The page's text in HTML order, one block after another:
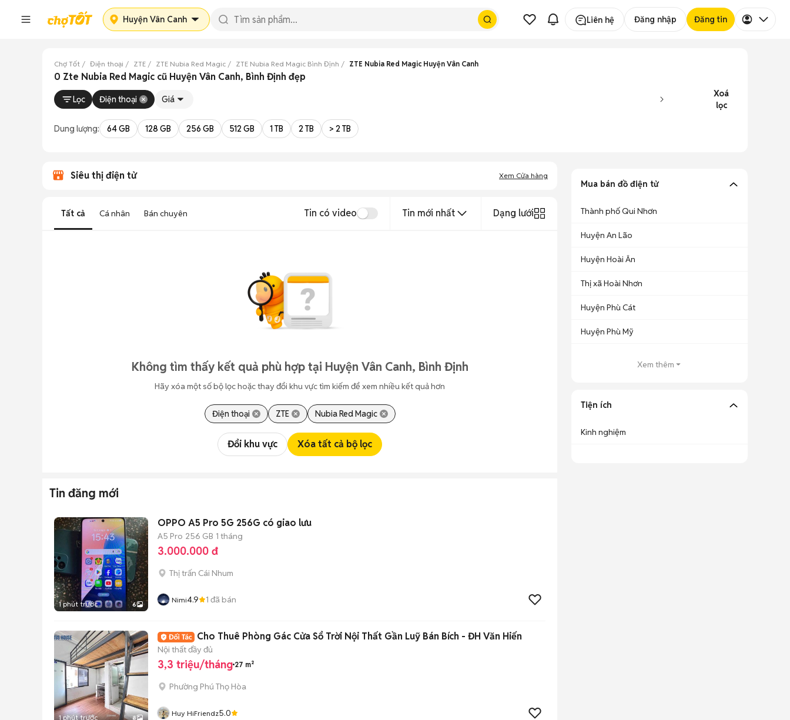
Huyện Vân Canh Liên hệ Đăng nhập Đăng tin
Chợ Tốt Điện thoại ZTE ZTE Nubia Red Magic ZTE Nubia Red Magic Bình Định ZTE Nubia Red Magic Huyện Vân Canh
0 Zte Nubia Red Magic cũ Huyện Vân Canh, Bình Định đẹp
Lọc Điện thoại Giá
Xoá
lọc
Dung lượng: 64 GB 128 GB 256 GB 512 GB 1 TB 2 TB > 2 TB
Siêu thị điện tử Xem Cửa hàng
Tất cả Cá nhân Bán chuyên Tin có video Tin mới nhất Dạng lưới
Không tìm thấy kết quả phù hợp tại Huyện Vân Canh, Bình Định
Hãy xóa một số bộ lọc hoặc thay đổi khu vực tìm kiếm để xem nhiều kết quả hơn
Điện thoại ZTE Nubia Red Magic
Đổi khu vực Xóa tất cả bộ lọc
Tin đăng mới
1 phút trước 6
OPPO A5 Pro 5G 256G có giao lưu
A5 Pro 256 GB 1 tháng
3.000.000 đ
Thị trấn Cái Nhum
Nimi4.9 1 đã bán
1 phút trước 8
Cho Thuê Phòng Gác Cửa Sổ Trời Nội Thất Gần Luỹ Bán Bích - ĐH Văn Hiến
Nội thất đầy đủ
3,3 triệu/tháng 27 m²
Phường Phú Thọ Hòa
Huy HiFriendz5.0
Mua bán đồ điện tử
Thành phố Qui Nhơn
Huyện An Lão
Huyện Hoài Ân
Thị xã Hoài Nhơn
Huyện Phù Cát
Huyện Phù Mỹ
Xem thêm
Tiện ích
Kinh nghiệm